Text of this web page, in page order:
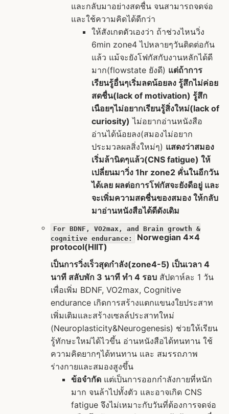
และกลับมาอย่างสดชื่น จนสามารถจดจ่อ
และใช้ความคิดได้ดีกว่า
ให้สังเกตตัวเองว่า ถ้าช่วงไหนวิ่ง
6min zone4 ไปหลายๆวันติดต่อกัน
แล้ว แม้จะยังโฟกัสกับงานหลักได้ดี
มาก(flowstate ยังดี) แต่ถ้าการ
เรียนรู้อื่นๆเริ่มลดน้อยลง รู้สึกไม่ค่อย
สดชื่น(lack of motivation) รู้สึก
เนือยๆไม่อยากเรียนรู้สิ่งใหม่(lack of
curiosity) ไม่อยากอ่านหนังสือ
อ่านได้น้อยลง(สมองไม่อยาก
ประมวลผลสิ่งใหม่ๆ) แสดงว่าสมอง
เริ่มล้านิดๆแล้ว(CNS fatigue) ให้
เปลี่ยนมาวิ่ง 1hr zone2 คั่นในอีกวัน
ได้เลย ผลต่อการโฟกัสจะยังดีอยู่ และ
จะเพิ่มความสดชื่นของสมอง ให้กลับ
มาอ่านหนังสือได้ดีดังเดิม
For BDNF, VO2max, and Brain growth &
cognitive endurance:
Norwegian 4x4
protocol(HIIT)
เป็นการวิ่งเร็วสุดกำลัง(zone4-5) เป็นเวลา 4
นาที สลับพัก 3 นาที ทำ 4 รอบสัปดาห์ละ 1 วัน
เพื่อเพิ่ม BDNF, VO2max, Cognitive
endurance เกิดการสร้างแตกแขนงใยประสาท
เพิ่มเติมและสร้างเซลล์ประสาทใหม่
(Neuroplasticity&Neurogenesis) ช่วยให้เรียน
รู้ทักษะใหม่ได้ไวขึ้น อ่านหนังสือได้ทนทาน ใช้
ความคิดยากๆได้ทนทาน และ สมรรถภาพ
ร่างกายและสมองสูงขึ้น
ข้อจำกัดแต่เป็นการออกกำลังกายที่หนัก
มาก จนล้าไปทั้งตัว และอาจเกิด CNS
fatigue จึงไม่เหมาะกับวันที่ต้องการจดจ่อ